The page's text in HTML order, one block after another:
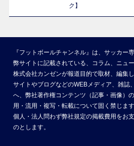
ク】
『フットボールチャンネル』は、サッカー
弊サイトに記載されている、コラム、ニュ
株式会社カンゼンが報道目的で取材、編集
サイトやブログなどのWEBメディア、雑誌
へ、弊社著作権コンテンツ（記事・画像）
用・流用・複写・転載について固く禁じま
個人・法人問わず弊社規定の掲載費用をお
のとします。